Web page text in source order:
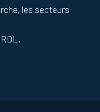
les secteurs